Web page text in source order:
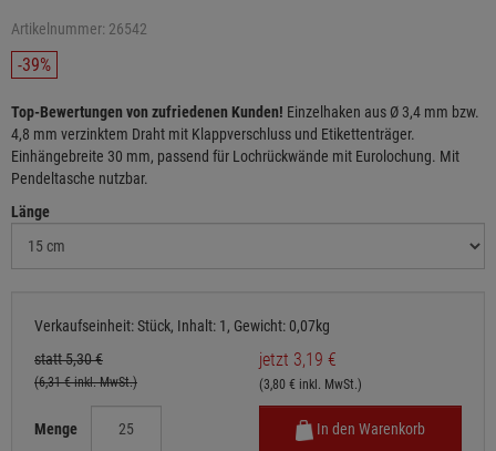
Artikelnummer: 26542
-39%
Top-Bewertungen von zufriedenen Kunden! Einzelhaken aus Ø 3,4 mm bzw.
4,8 mm verzinktem Draht mit Klappverschluss und Etikettenträger.
Einhängebreite 30 mm, passend für Lochrückwände mit Eurolochung. Mit
Pendeltasche nutzbar.
Länge
Verkaufseinheit: Stück, Inhalt: 1, Gewicht: 0,07kg
statt 5,30 €
(6,31 € inkl. MwSt.)
jetzt 3,19 €
(3,80 € inkl. MwSt.)
Menge In den Warenkorb